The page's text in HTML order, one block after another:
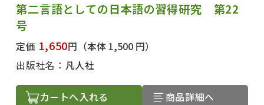
第二言語としての日本語の習得研究 第22
号
定価 1,650円 （本体 1,500 円）
出版社名： 凡人社
カートへ入れる 商品詳細へ